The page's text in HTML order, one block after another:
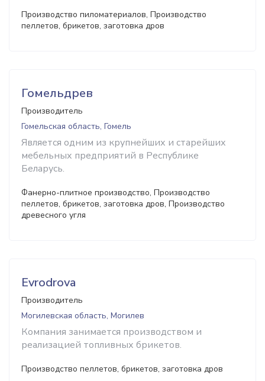
Производство пиломатериалов, Производство
пеллетов, брикетов, заготовка дров
Гомельдрев
Производитель
Гомельская область, Гомель
Является одним из крупнейших и старейших
мебельных предприятий в Республике
Беларусь.
Фанерно-плитное производство, Производство
пеллетов, брикетов, заготовка дров, Производство
древесного угля
Evrodrova
Производитель
Могилевская область, Могилев
Компания занимается производством и
реализацией топливных брикетов.
Производство пеллетов, брикетов, заготовка дров